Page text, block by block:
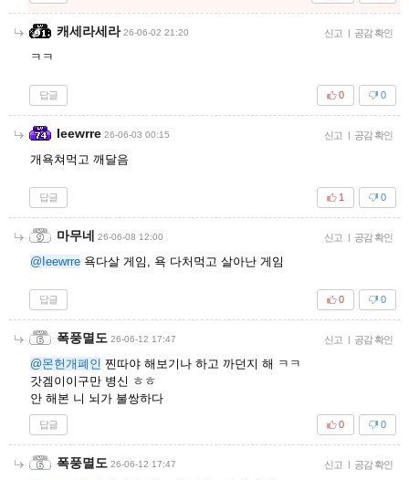
캐세라세라 26-06-02 21:20 신고 | 공감 확인
ㅋㅋ
답글 0
0
Ieewrre 26-06-03 00:15 신고 | 공감 확인
개욕쳐먹고 깨달음
답글 0
1
마무네 26-06-08 12:00 신고 | 공감 확인
@Ieewrre 욕다살 게임, 욕 다처먹고 살아난 게임
답글 0
0
폭풍멸도 26-06-12 17:47 신고 | 공감 확인
@몬헌개폐인 찐따야 해보기나 하고 까던지 해 ㅋㅋ
갓겜이이구만 병신 ㅎㅎ
안 해본 니 뇌가 불쌍하다
답글 0
0
폭풍멸도 26-06-12 17:47 신고 | 공감 확인